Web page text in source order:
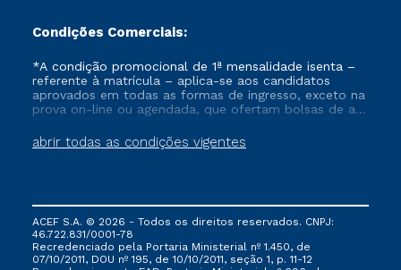
Condições Comerciais:
abrir todas as condições vigentes
*A condição promocional de 1ª mensalidade isenta –
referente à matrícula – aplica-se aos candidatos
aprovados em todas as formas de ingresso, exceto na
prova on-line ou agendada, que ofertam bolsas de até
vigente, que ainda não tenham efetivado e/ou não
tenham cancelado ou trancado sua matrícula em uma
via FIES, Prouni e outros programas governamentais, e
não se acumula com nenhuma outra campanha
ofertada pela Instituição.
ACEF S.A. © 2026 - Todos os direitos reservados. CNPJ:
46.722.831/0001-78
Recredenciado pela Portaria Ministerial nº 1.450, de
07/10/2011, DOU nº 195, de 10/10/2011, seção 1, p. 11-12